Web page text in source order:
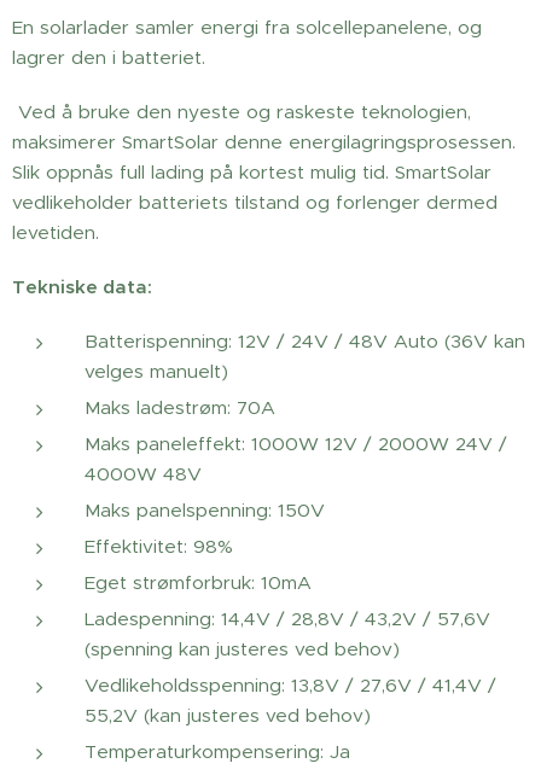
En solarlader samler energi fra solcellepanelene, og
lagrer den i batteriet.
Ved å bruke den nyeste og raskeste teknologien,
maksimerer SmartSolar denne energilagringsprosessen.
Slik oppnås full lading på kortest mulig tid. SmartSolar
vedlikeholder batteriets tilstand og forlenger dermed
levetiden.
Tekniske data:
Batterispenning: 12V / 24V / 48V Auto (36V kan
velges manuelt)
Maks ladestrøm: 70A
Maks paneleffekt: 1000W 12V / 2000W 24V /
4000W 48V
Maks panelspenning: 150V
Effektivitet: 98%
Eget strømforbruk: 10mA
Ladespenning: 14,4V / 28,8V / 43,2V / 57,6V
(spenning kan justeres ved behov)
Vedlikeholdsspenning: 13,8V / 27,6V / 41,4V /
55,2V (kan justeres ved behov)
Temperaturkompensering: Ja